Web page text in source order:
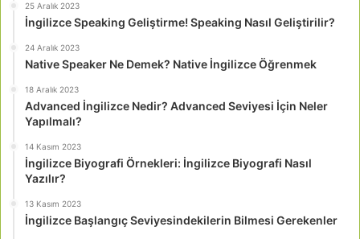
25 Aralık 2023
İngilizce Speaking Geliştirme! Speaking Nasıl Geliştirilir?
24 Aralık 2023
Native Speaker Ne Demek? Native İngilizce Öğrenmek
18 Aralık 2023
Advanced İngilizce Nedir? Advanced Seviyesi İçin Neler
Yapılmalı?
14 Kasım 2023
İngilizce Biyografi Örnekleri: İngilizce Biyografi Nasıl
Yazılır?
13 Kasım 2023
İngilizce Başlangıç Seviyesindekilerin Bilmesi Gerekenler